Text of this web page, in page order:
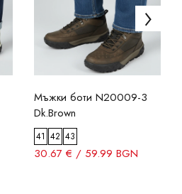
Мъжки боти N20009-3
Dk.Brown
41 42 43
30.67 € / 59.99 BGN